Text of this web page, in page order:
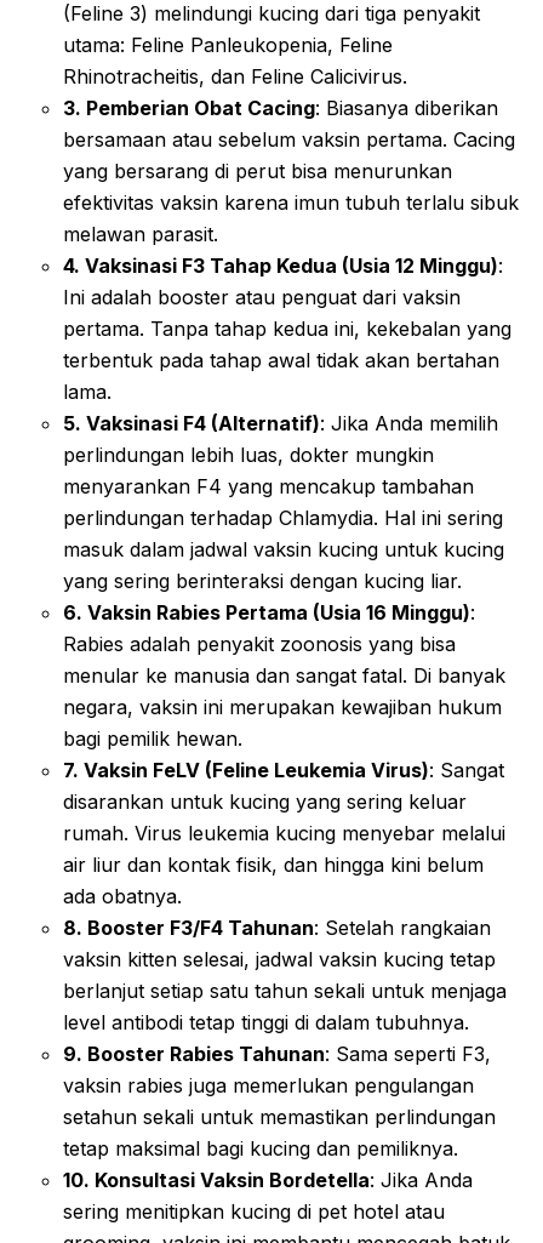
(Feline 3) melindungi kucing dari tiga penyakit
utama: Feline Panleukopenia, Feline
Rhinotracheitis, dan Feline Calicivirus.
3. Pemberian Obat Cacing: Biasanya diberikan
bersamaan atau sebelum vaksin pertama. Cacing
yang bersarang di perut bisa menurunkan
efektivitas vaksin karena imun tubuh terlalu sibuk
melawan parasit.
4. Vaksinasi F3 Tahap Kedua (Usia 12 Minggu):
Ini adalah booster atau penguat dari vaksin
pertama. Tanpa tahap kedua ini, kekebalan yang
terbentuk pada tahap awal tidak akan bertahan
lama.
5. Vaksinasi F4 (Alternatif): Jika Anda memilih
perlindungan lebih luas, dokter mungkin
menyarankan F4 yang mencakup tambahan
perlindungan terhadap Chlamydia. Hal ini sering
masuk dalam jadwal vaksin kucing untuk kucing
yang sering berinteraksi dengan kucing liar.
6. Vaksin Rabies Pertama (Usia 16 Minggu):
Rabies adalah penyakit zoonosis yang bisa
menular ke manusia dan sangat fatal. Di banyak
negara, vaksin ini merupakan kewajiban hukum
bagi pemilik hewan.
7. Vaksin FeLV (Feline Leukemia Virus): Sangat
disarankan untuk kucing yang sering keluar
rumah. Virus leukemia kucing menyebar melalui
air liur dan kontak fisik, dan hingga kini belum
ada obatnya.
8. Booster F3/F4 Tahunan: Setelah rangkaian
vaksin kitten selesai, jadwal vaksin kucing tetap
berlanjut setiap satu tahun sekali untuk menjaga
level antibodi tetap tinggi di dalam tubuhnya.
9. Booster Rabies Tahunan: Sama seperti F3,
vaksin rabies juga memerlukan pengulangan
setahun sekali untuk memastikan perlindungan
tetap maksimal bagi kucing dan pemiliknya.
10. Konsultasi Vaksin Bordetella: Jika Anda
sering menitipkan kucing di pet hotel atau